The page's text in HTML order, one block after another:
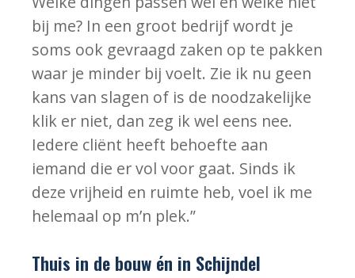
bij me? In een groot bedrijf wordt je
soms ook gevraagd zaken op te pakken
waar je minder bij voelt. Zie ik nu geen
kans van slagen of is de noodzakelijke
klik er niet, dan zeg ik wel eens nee.
Iedere cliënt heeft behoefte aan
iemand die er vol voor gaat. Sinds ik
deze vrijheid en ruimte heb, voel ik me
helemaal op m’n plek.”
Thuis in de bouw én in Schijndel